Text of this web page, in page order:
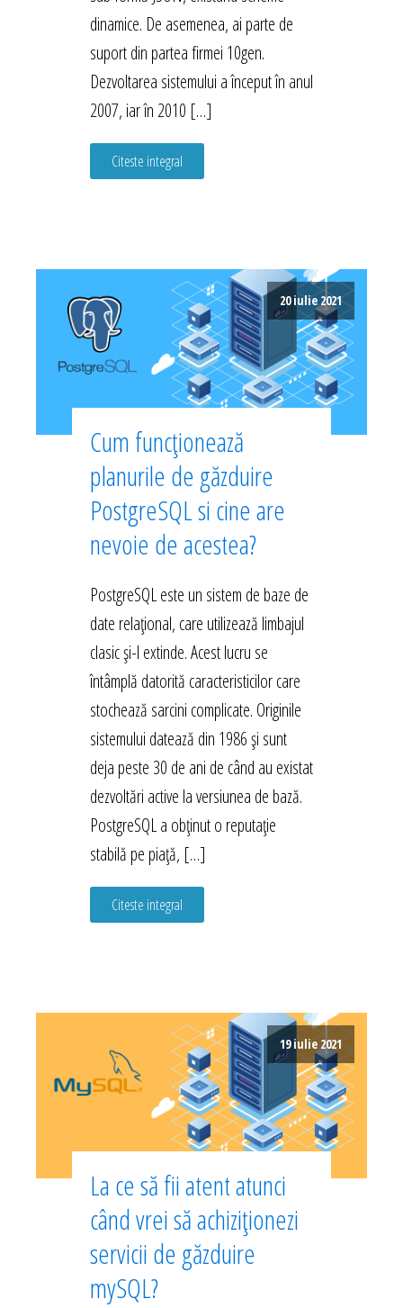
dinamice. De asemenea, ai parte de
suport din partea firmei 10gen.
Dezvoltarea sistemului a început în anul
2007, iar în 2010 […]
Citeste integral
20 iulie 2021
Cum funcționează
planurile de găzduire
PostgreSQL si cine are
nevoie de acestea?
PostgreSQL este un sistem de baze de
date relațional, care utilizează limbajul
clasic și-l extinde. Acest lucru se
întâmplă datorită caracteristicilor care
stochează sarcini complicate. Originile
sistemului datează din 1986 și sunt
deja peste 30 de ani de când au existat
dezvoltări active la versiunea de bază.
PostgreSQL a obținut o reputație
stabilă pe piață, […]
Citeste integral
19 iulie 2021
La ce să fii atent atunci
când vrei să achiziționezi
servicii de găzduire
mySQL?